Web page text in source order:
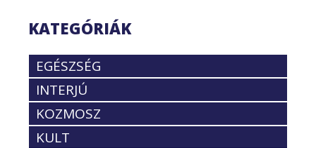
KATEGÓRIÁK
EGÉSZSÉG
INTERJÚ
KOZMOSZ
KULT